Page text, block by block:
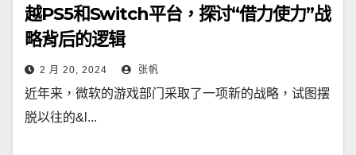
越PS5和Switch平台，探讨“借力使力”战
略背后的逻辑
2 月 20, 2024 张帆
近年来，微软的游戏部门采取了一项新的战略，试图摆
脱以往的&l...